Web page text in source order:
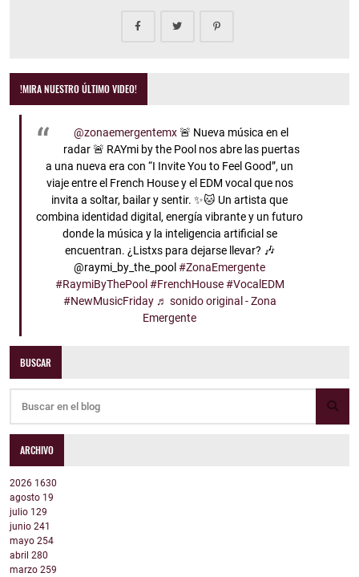
!MIRA NUESTRO ÚLTIMO VIDEO!
@zonaemergentemx🚨 Nueva música en el
radar 🚨 RAYmi by the Pool nos abre las puertas
a una nueva era con “I Invite You to Feel Good”, un
viaje entre el French House y el EDM vocal que nos
invita a soltar, bailar y sentir. ✨🐱 Un artista que
combina identidad digital, energía vibrante y un futuro
donde la música y la inteligencia artificial se
encuentran. ¿Listxs para dejarse llevar? 🎶
@raymi_by_the_pool#ZonaEmergente
#RaymiByThePool #FrenchHouse #VocalEDM
#NewMusicFriday ♬ sonido original - Zona
Emergente
BUSCAR
ARCHIVO
2026 1630
agosto 19
julio 129
junio 241
mayo 254
abril 280
marzo 259